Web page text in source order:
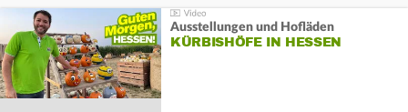
Ausstellungen und Hofläden
KÜRBISHÖFE IN HESSEN